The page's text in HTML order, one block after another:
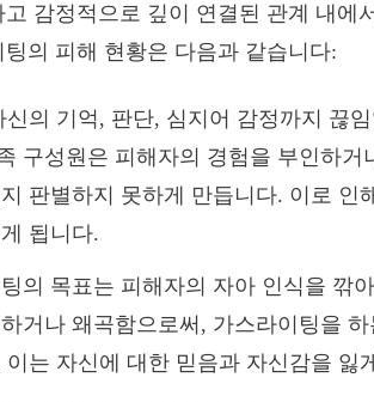
감정적으로 깊이 연결된 관계 내에
의 피해 현황은 다음과 같습니다:
신의 기억, 판단, 심지어 감정까지 끊
구성원은 피해자의 경험을 부인하거
판별하지 못하게 만듭니다. 이로 인
됩니다.
의 목표는 피해자의 자아 인식을 깎
거나 왜곡함으로써, 가스라이팅을
는 자신에 대한 믿음과 자신감을 잃